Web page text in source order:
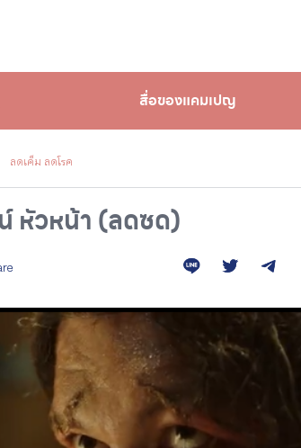
สื่อของแคมเปญ
ลดเค็ม ลดโรค
หัวหน้า (ลดซด)